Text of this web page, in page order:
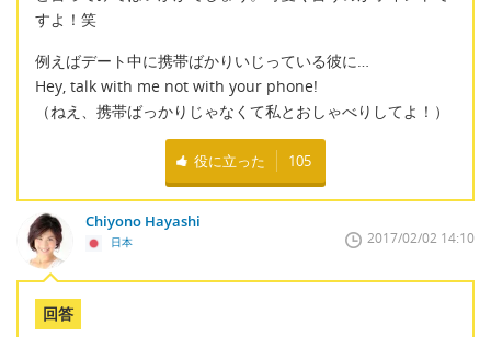
すよ！笑
例えばデート中に携帯ばかりいじっている彼に…
Hey, talk with me not with your phone!
（ねえ、携帯ばっかりじゃなくて私とおしゃべりしてよ！）
役に立った 105
Chiyono Hayashi
日本 2017/02/02 14:10
回答